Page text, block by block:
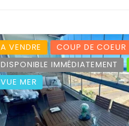
A VENDRE
COUP DE COEUR
DISPONIBLE IMMÉDIATEMENT
VUE MER